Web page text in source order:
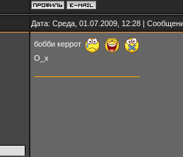
Дата: Среда, 01.07.2009, 12:28 |
бобби керрот
О_х